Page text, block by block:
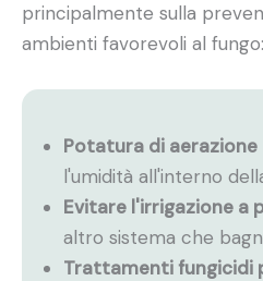
principalmente sulla
ambienti favorevoli al fungo:
Potatura di aerazione
l'umidità all'interno
Evitare l'irrigazione a
altro sistema che
Trattamenti fungicidi